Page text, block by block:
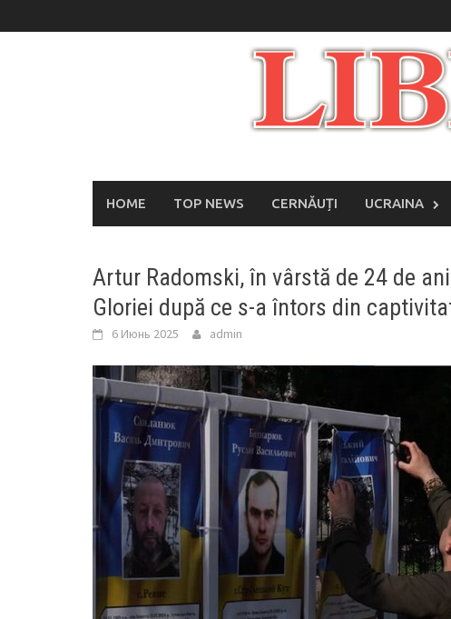
to
HOME TOP NEWS CERNĂUȚI UCRAINA
Artur Radomski, în vârstă de 24 de
Gloriei după ce s-a întors din
6 Июнь 2025 admin